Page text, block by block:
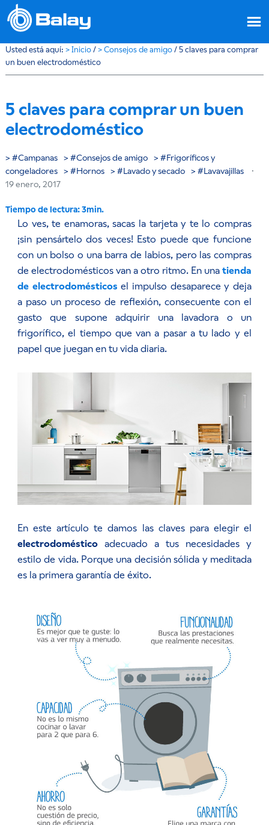
Usted está aquí: > Inicio / > Consejos de amigo /5 claves para comprar
un buen electrodoméstico
5 claves para comprar un buen
electrodoméstico
Campanas Consejos de amigo
Frigoríficos y
congeladores
Hornos Lavado y secado Lavavajillas
·
19 enero, 2017
Lo ves, te enamoras, sacas la tarjeta y te lo compras
¡sin pensártelo dos veces! Esto puede que funcione
con un bolso o una barra de labios, pero las compras
de electrodomésticos van a otro ritmo. En unatienda
de electrodomésticos el impulso desaparece y deja
a paso un proceso de reflexión, consecuente con el
gasto que supone adquirir una lavadora o un
frigorífico, el tiempo que van a pasar a tu lado y el
papel que juegan en tu vida diaria.
En este artículo te damos las claves para elegir el
electrodomésticoadecuado a tus necesidades y
estilo de vida. Porque una decisión sólida y meditada
es la primera garantía de éxito.